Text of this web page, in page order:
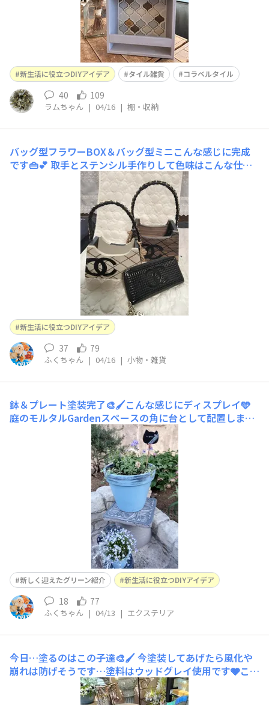
新生活に役立つDIYアイデア タイル雑貨 コラベルタイル
40 109
ラムちゃん | 04/16 | 棚・収納
バッグ型フラワーBOX＆バッグ型ミニこんな感じに完成
です👜💕 取手とステンシル手作りして色味はこんな仕上
がりに手作りCHANEL風に成りました…しばらくCHANEL
のバッグもお財布も使ってませんでしたがバッグ型フラワ
ーBOXは色々に楽しく使えそうです💕こちらのバッグは
表面と裏面ロゴの色を変えてみましたホワイトとブラック
てそれぞれ雰囲気かわりますね麻紐のフリンジ
新生活に役立つDIYアイデア
37 79
ふくちゃん | 04/16 | 小物・雑貨
鉢＆プレート塗装完了🎨🖌️こんな感じにディスプレイ🩵
庭のモルタルGardenスペースの角に台として配置しまし
た🩵小さなサビサビの椅子もアイアンブルーで塗装水色に
塗った小さな鉢にお似合い苗を植えて一緒にディスプレイ
🩵こんな感じのコーナーにオリーブ🫒の木枝おろしした幹
利用してアリスキャラクターの小さなブランコ下げました
新しく迎えたグリーン紹介 新生活に役立つDIYアイデア
18 77
ふくちゃん | 04/13 | エクステリア
今日…塗るのはこの子達🎨🖌️今塗装してあげたら風化や
崩れは防げそうです…塗料はウッドグレイ使用です🩶こち
らのプレートもウッドグレイで塗装少し汚し加えて鉢の上
に乗せて寄せ植え鉢の台にします🩵